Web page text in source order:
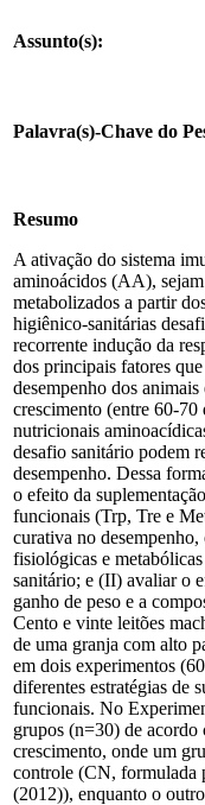
Assunto(s):
Palavra(s)-Chave do
Resumo
A ativação do sistema
aminoácidos (AA),
metabolizados a partir
higiênico-sanitárias
recorrente indução da
dos principais fatores
desempenho dos
crescimento (entre 60-70
nutricionais
desafio sanitário podem
desempenho. Dessa
o efeito da
funcionais (Trp, Tre e
curativa no
fisiológicas e
sanitário; e (II) avaliar o
ganho de peso e a
Cento e vinte leitões
de uma granja com alto
em dois experimentos
diferentes estratégias de
funcionais. No
grupos (n=30) de
crescimento, onde um
controle (CN, formulada
(2012)), enquanto o